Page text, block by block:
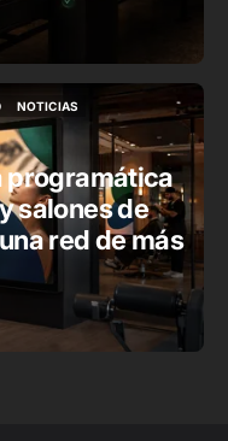
NOTICIAS
NOTICIAS
programática
salones de
red de más